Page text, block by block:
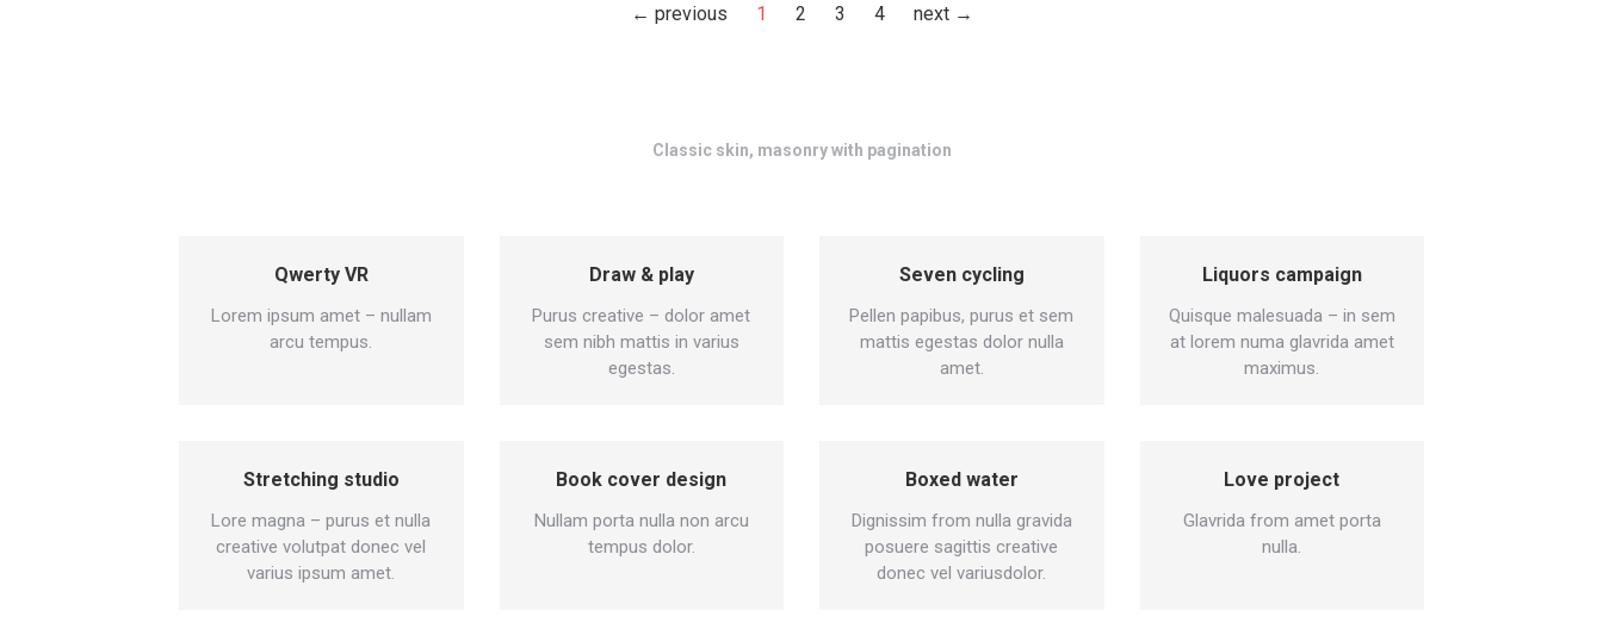
← previous 1 2 3 4 next →
Classic skin, masonry with pagination
Qwerty VR
Lorem ipsum amet – nullam
arcu tempus.
Draw & play
Purus creative – dolor amet
sem nibh mattis in varius
egestas.
Seven cycling
Pellen papibus, purus et sem
mattis egestas dolor nulla
amet.
Liquors campaign
Quisque malesuada – in sem
at lorem numa glavrida amet
maximus.
Stretching studio
Lore magna – purus et nulla
creative volutpat donec vel
varius ipsum amet.
Book cover design
Nullam porta nulla non arcu
tempus dolor.
Boxed water
Dignissim from nulla gravida
posuere sagittis creative
donec vel variusdolor.
Love project
Glavrida from amet porta
nulla.